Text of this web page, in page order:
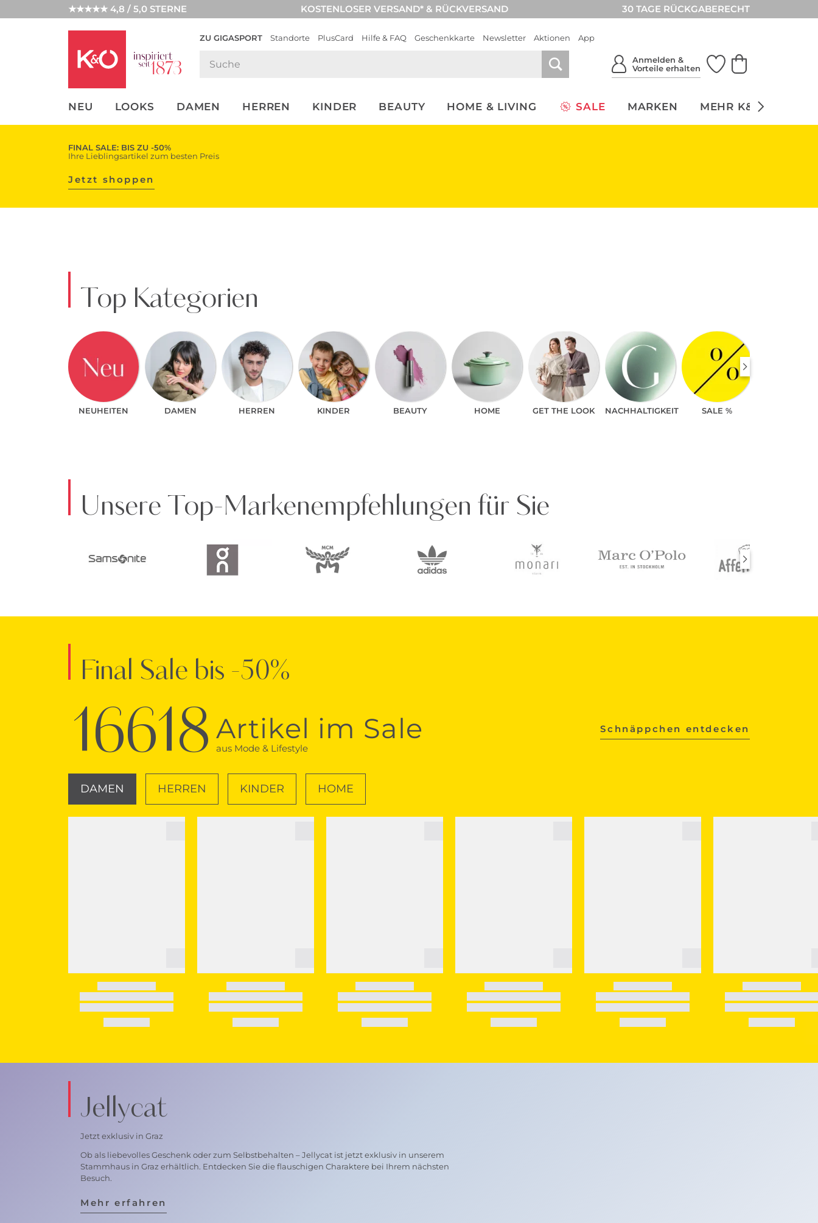
★★★★★ 4,8 / 5,0 STERNE KOSTENLOSER VERSAND* & RÜCKVERSAND 30 TAGE RÜCKGABERECHT
ZU GIGASPORT Standorte PlusCard Hilfe & FAQ Geschenkkarte Newsletter Aktionen App
Anmelden &
Vorteile erhalten
NEU LOOKS DAMEN HERREN KINDER BEAUTY HOME & LIVING SALE MARKEN MEHR K&Ö
UNSERE APP
CLICK &
FINAL SALE: BIS ZU -50%
Ihre Lieblingsartikel zum besten Preis
Jetzt shoppen
Top Kategorien
NEUHEITEN DAMEN HERREN KINDER BEAUTY HOME GET THE LOOK NACHHALTIGKEIT SALE %
Unsere Top-Markenempfehlungen für Sie
Final Sale bis -50%
16618 Artikel im Sale
aus Mode & Lifestyle
Schnäppchen entdecken
DAMEN HERREN KINDER HOME
Jellycat
Jetzt exklusiv in Graz
Ob als liebevolles Geschenk oder zum Selbstbehalten – Jellycat ist jetzt exklusiv in unserem
Stammhaus in Graz erhältlich. Entdecken Sie die flauschigen Charaktere bei Ihrem nächsten
Besuch.
Mehr erfahren